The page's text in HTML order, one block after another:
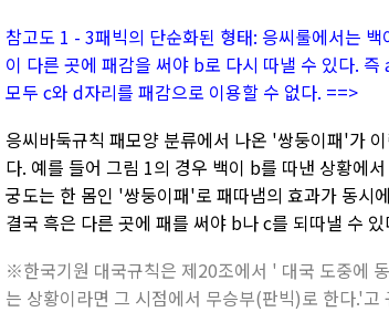
참고도 1 - 3패빅의 단순화된 형태: 응씨룰에서는
이 다른 곳에 패감을 써야 b로 다시 따낼 수 있다.
모두 c와 d자리를 패감으로 이용할 수 없다. ==>
응씨바둑규칙 패모양 분류에서 나온 '쌍둥이패'가
다. 예를 들어 그림 1의 경우 백이 b를 따낸 상황에
궁도는 한 몸인 '쌍둥이패'로 패따냄의 효과가 동시
결국 흑은 다른 곳에 패를 써야 b나 c를 되따낼 수 있
※한국기원 대국규칙은 제20조에서 ' 대국 도중에
는 상황이라면 그 시점에서 무승부(판빅)로 한다.'고